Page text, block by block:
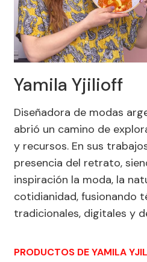
Yamila Yjilioff
Diseñadora de modas
abrió un camino de
y recursos. En sus
presencia del retrato,
inspiración la moda, la
cotidianidad, fusionando
tradicionales, digitales y
PRODUCTOS DE YAMILA